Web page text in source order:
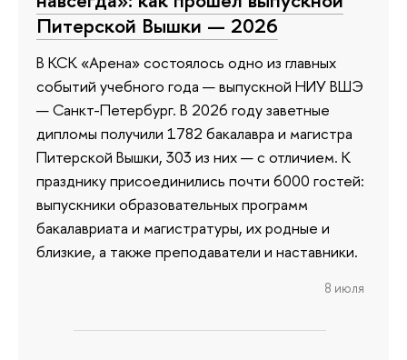
Питерской Вышки — 2026
В КСК «Арена» состоялось одно из главных
событий учебного года — выпускной НИУ ВШЭ
— Санкт-Петербург. В 2026 году заветные
дипломы получили 1782 бакалавра и магистра
Питерской Вышки, 303 из них — с отличием. К
празднику присоединились почти 6000 гостей:
выпускники образовательных программ
бакалавриата и магистратуры, их родные и
близкие, а также преподаватели и наставники.
8 июля